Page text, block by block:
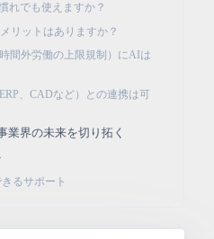
れでも使えますか？
リットはありますか？
間外労働の上限規制）にAIは
、CADなど）との連携は可
業界の未来を切り拓く
るサポート